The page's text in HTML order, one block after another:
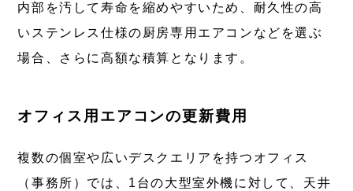
内部を汚して寿命を縮めやすいため、耐久性の高
いステンレス仕様の厨房専用エアコンなどを選ぶ
場合、さらに高額な積算となります。
オフィス用エアコンの更新費用
複数の個室や広いデスクエリアを持つオフィス
（事務所）では、1台の大型室外機に対して、天井